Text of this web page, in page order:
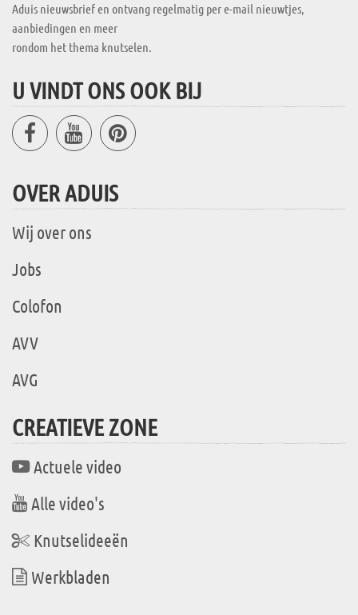
Aduis nieuwsbrief en ontvang regelmatig per e-mail nieuwtjes,
aanbiedingen en meer
rondom het thema knutselen.
U VINDT ONS OOK BIJ
OVER ADUIS
Wij over ons
Jobs
Colofon
AVV
AVG
CREATIEVE ZONE
Actuele video
Alle video's
Knutselideeën
Werkbladen